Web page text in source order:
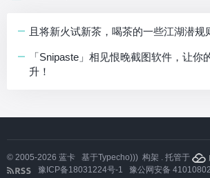
且将新火试新茶，喝茶的一些江湖潜规
「Snipaste」相见恨晚截图软件，让你
升！
© 2005-2026 蓝卡 基于Typecho))) 构架 . 托管于
豫ICP备18031224号-1
豫公网安备